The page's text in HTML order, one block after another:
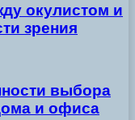
окулистом и
зрения
выбора
и офиса